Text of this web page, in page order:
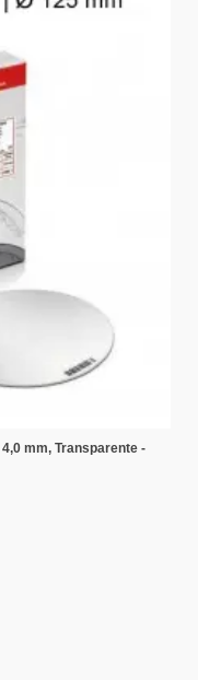
mm, Transparente -